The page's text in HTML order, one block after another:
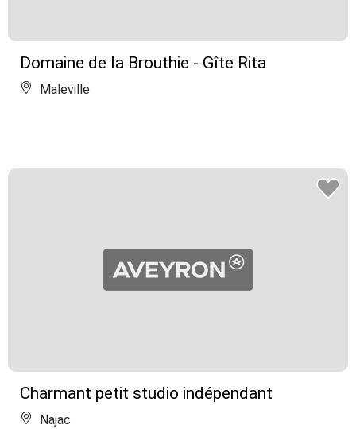
Domaine de la Brouthie - Gîte Rita
Maleville
Charmant petit studio indépendant
Najac